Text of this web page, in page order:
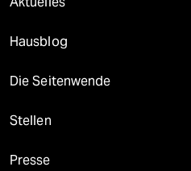
Hausblog
Die Seitenwende
Stellen
Presse